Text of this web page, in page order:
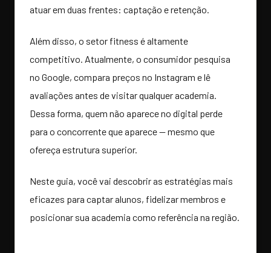
atuar em duas frentes: captação e retenção.
Além disso, o setor fitness é altamente
competitivo. Atualmente, o consumidor pesquisa
no Google, compara preços no Instagram e lê
avaliações antes de visitar qualquer academia.
Dessa forma, quem não aparece no digital perde
para o concorrente que aparece — mesmo que
ofereça estrutura superior.
Neste guia, você vai descobrir as estratégias mais
eficazes para captar alunos, fidelizar membros e
posicionar sua academia como referência na região.